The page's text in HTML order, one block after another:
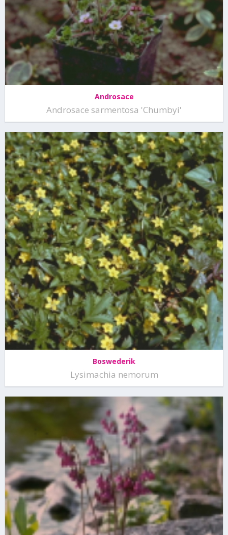
Androsace
Androsace sarmentosa 'Chumbyi'
Boswederik
Lysimachia nemorum